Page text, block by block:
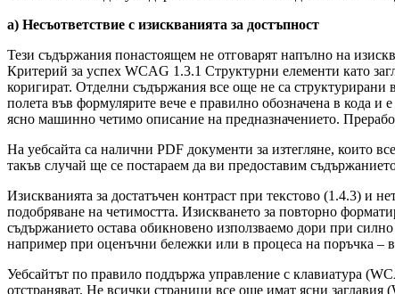
a) Несъответствие с изискванията за достъпност
Тези съдържания понастоящем не отговарят напълно на
Критерий за успех WCAG 1.3.1 Структурни елементи като
коригират. Отделни съдържания все още не са
полета във формулярите вече е правилно обозначена в кода
ясно машинно четимо описание на предназначението.
На уебсайта са налични PDF документи за изтегляне, които
такъв случай ще се постараем да ви предоставим
Изискванията за достатъчен контраст при текстово (1.4.3) и
подобряване на четимостта. Изискването за повторно
съдържанието остава обикновено използваемо дори при
например при оценъчни бележки или в процеса на поръчка –
Уебсайтът по правило поддържа управление с клавиатура
отстраняват. Не всички страници все още имат ясни